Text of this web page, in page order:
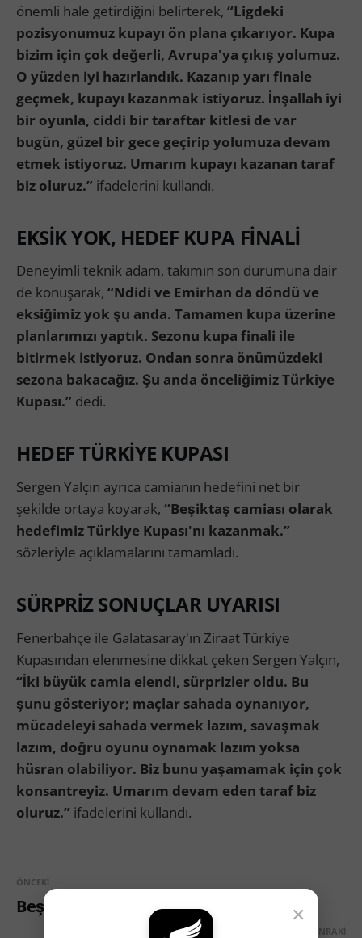
önemli hale getirdiğini belirterek, “Ligdeki
pozisyonumuz kupayı ön plana çıkarıyor. Kupa
bizim için çok değerli, Avrupa'ya çıkış yolumuz.
O yüzden iyi hazırlandık. Kazanıp yarı finale
geçmek, kupayı kazanmak istiyoruz. İnşallah iyi
bir oyunla, ciddi bir taraftar kitlesi de var
bugün, güzel bir gece geçirip yolumuza devam
etmek istiyoruz. Umarım kupayı kazanan taraf
biz oluruz.” ifadelerini kullandı.
EKSİK YOK, HEDEF KUPA FİNALİ
Deneyimli teknik adam, takımın son durumuna dair
de konuşarak, “Ndidi ve Emirhan da döndü ve
eksiğimiz yok şu anda. Tamamen kupa üzerine
planlarımızı yaptık. Sezonu kupa finali ile
bitirmek istiyoruz. Ondan sonra önümüzdeki
sezona bakacağız. Şu anda önceliğimiz Türkiye
Kupası.” dedi.
HEDEF TÜRKİYE KUPASI
Sergen Yalçın ayrıca camianın hedefini net bir
şekilde ortaya koyarak, “Beşiktaş camiası olarak
hedefimiz Türkiye Kupası'nı kazanmak.”
sözleriyle açıklamalarını tamamladı.
SÜRPRİZ SONUÇLAR UYARISI
Fenerbahçe ile Galatasaray'ın Ziraat Türkiye
Kupasından elenmesine dikkat çeken Sergen Yalçın,
“İki büyük camia elendi, sürprizler oldu. Bu
şunu gösteriyor; maçlar sahada oynanıyor,
mücadeleyi sahada vermek lazım, savaşmak
lazım, doğru oyunu oynamak lazım yoksa
hüsran olabiliyor. Biz bunu yaşamamak için çok
konsantreyiz. Umarım devam eden taraf biz
oluruz.” ifadelerini kullandı.
ÖNCEKI
Beşiktaş'ın İlk 11'i Belli Oldu!
SONRAKI
×